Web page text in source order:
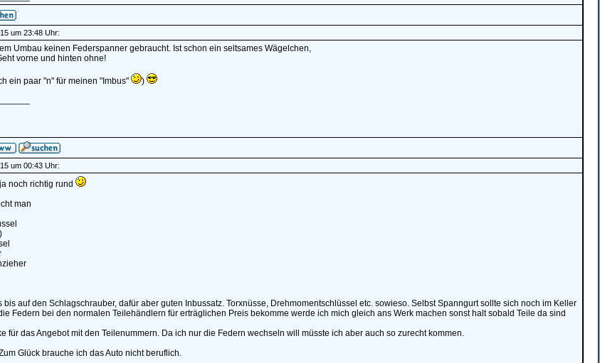
um 23:48 Uhr:
Umbau keinen Federspanner gebraucht. Ist schon ein seltsames Wägelchen,
vorne und hinten ohne!
ein paar "n" für meinen "Imbus"
)
um 00:43 Uhr:
noch richtig rund
man
bis auf den Schlagschrauber, dafür aber guten Inbussatz. Torxnüsse, Drehmomentschlüssel etc. sowieso. Selbst Spanngurt sollte sich noch im Keller
Federn bei den normalen Teilehändlern für erträglichen Preis bekomme werde ich mich gleich ans Werk machen sonst halt sobald Teile da sind
für das Angebot mit den Teilenummern. Da ich nur die Federn wechseln will müsste ich aber auch so zurecht kommen.
Glück brauche ich das Auto nicht beruflich.